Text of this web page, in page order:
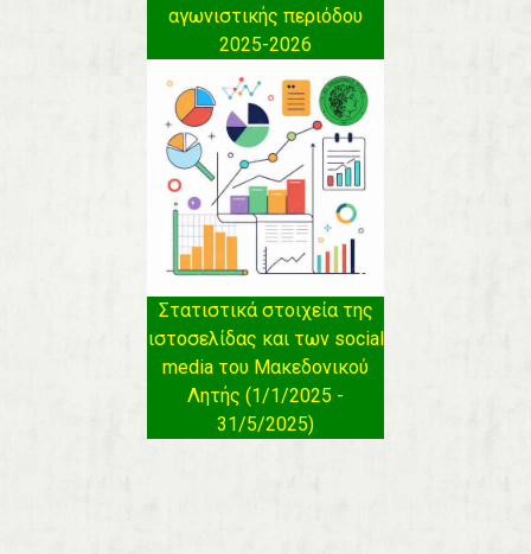
αγωνιστικής περιόδου
2025-2026
Στατιστικά στοιχεία της
ιστοσελίδας και των social
media του Μακεδονικού
Λητής (1/1/2025 -
31/5/2025)